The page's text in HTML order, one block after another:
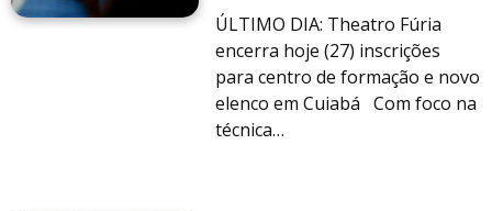
ÚLTIMO DIA: Theatro Fúria
encerra hoje (27) inscrições
para centro de formação e novo
elenco em Cuiabá Com foco na
técnica…